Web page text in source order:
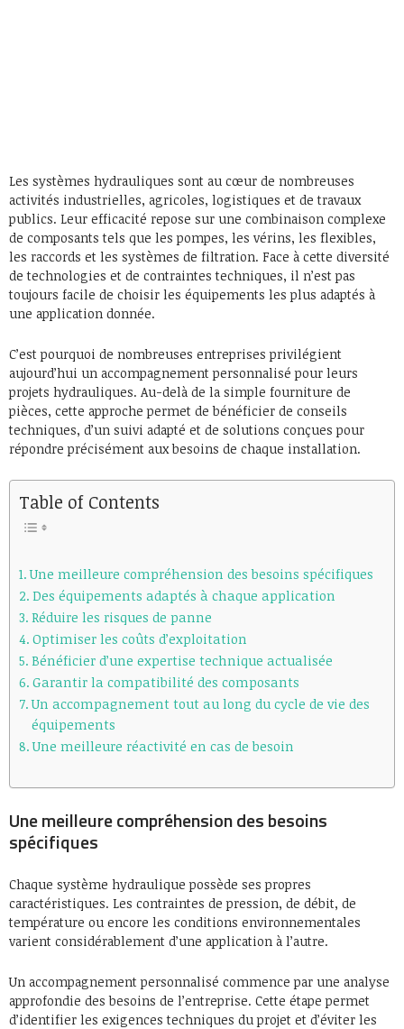
Les systèmes hydrauliques sont au cœur de nombreuses
activités industrielles, agricoles, logistiques et de travaux
publics. Leur efficacité repose sur une combinaison complexe
de composants tels que les pompes, les vérins, les flexibles,
les raccords et les systèmes de filtration. Face à cette diversité
de technologies et de contraintes techniques, il n’est pas
toujours facile de choisir les équipements les plus adaptés à
une application donnée.
C’est pourquoi de nombreuses entreprises privilégient
aujourd’hui un accompagnement personnalisé pour leurs
projets hydrauliques. Au-delà de la simple fourniture de
pièces, cette approche permet de bénéficier de conseils
techniques, d’un suivi adapté et de solutions conçues pour
répondre précisément aux besoins de chaque installation.
Table of Contents
Une meilleure compréhension des besoins spécifiques
Des équipements adaptés à chaque application
Réduire les risques de panne
Optimiser les coûts d’exploitation
Bénéficier d’une expertise technique actualisée
Garantir la compatibilité des composants
Un accompagnement tout au long du cycle de vie des
équipements
Une meilleure réactivité en cas de besoin
Une meilleure compréhension des besoins
spécifiques
Chaque système hydraulique possède ses propres
caractéristiques. Les contraintes de pression, de débit, de
température ou encore les conditions environnementales
varient considérablement d’une application à l’autre.
Un accompagnement personnalisé commence par une analyse
approfondie des besoins de l’entreprise. Cette étape permet
d’identifier les exigences techniques du projet et d’éviter les